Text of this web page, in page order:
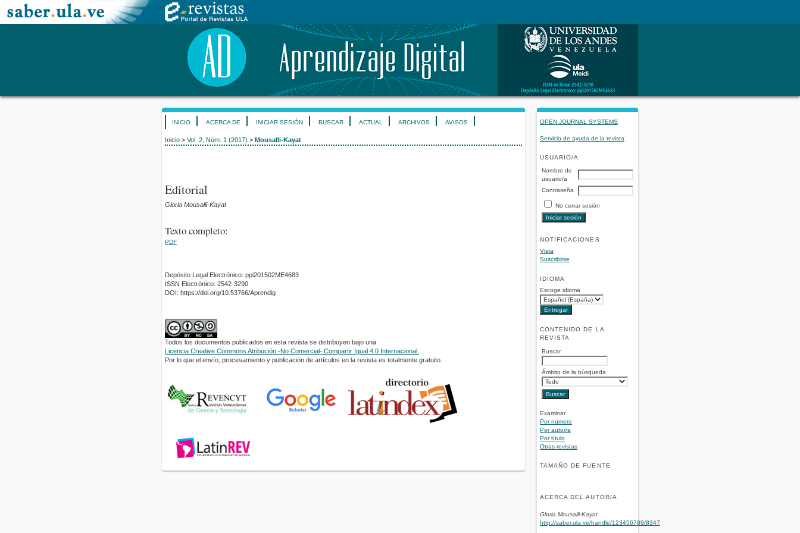
OPEN JOURNAL SYSTEMS
Servicio de ayuda de la revista
USUARIO/A
Nombre de
usuario/a
Contraseña
No cerrar sesión
NOTIFICACIONES
Vista
Suscribirse
IDIOMA
Escoge idioma
CONTENIDO DE LA
REVISTA
Buscar
Ámbito de la búsqueda
Examinar
Por número
Por autor/a
Por título
Otras revistas
TAMAÑO DE FUENTE
ACERCA DEL AUTOR/A
Gloria Mousalli-Kayat
http://saber.ula.ve/handle/123456789/8347
INICIO ACERCA DE INICIAR SESIÓN BUSCAR ACTUAL ARCHIVOS AVISOS
Inicio > Vol. 2, Núm. 1 (2017) > Mousalli-Kayat
Editorial
Gloria Mousalli-Kayat
Texto completo:
PDF
Depósito Legal Electrónico: ppi201502ME4683
ISSN Electrónico: 2542-3290
DOI: https://doi.org/10.53766/Aprendig
Todos los documentos publicados en esta revista se distribuyen bajo una
Licencia Creative Commons Atribución -No Comercial- Compartir Igual 4.0 Internacional.
Por lo que el envío, procesamiento y publicación de artículos en la revista es totalmente gratuito.